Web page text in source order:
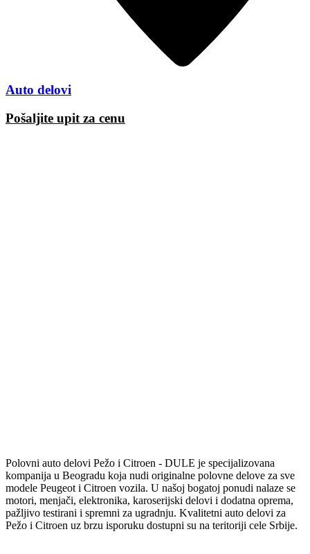
Auto delovi
Pošaljite upit za cenu
Polovni auto delovi Pežo i Citroen - DULE je specijalizovana
kompanija u Beogradu koja nudi originalne polovne delove za sve
modele Peugeot i Citroen vozila. U našoj bogatoj ponudi nalaze se
motori, menjači, elektronika, karoserijski delovi i dodatna oprema,
pažljivo testirani i spremni za ugradnju. Kvalitetni auto delovi za
Pežo i Citroen uz brzu isporuku dostupni su na teritoriji cele Srbije.